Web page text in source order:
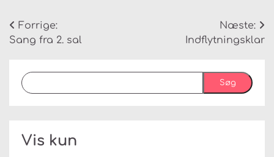
Indlægsnavigation
Forrige:
Sang fra 2. sal
Næste:
Indflytningsklar
Søg
Vis kun